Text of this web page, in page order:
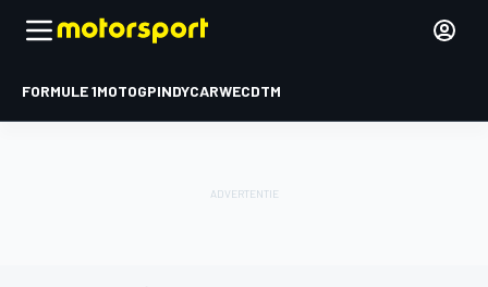
FORMULE 1MOTOGPINDYCARWECDTM